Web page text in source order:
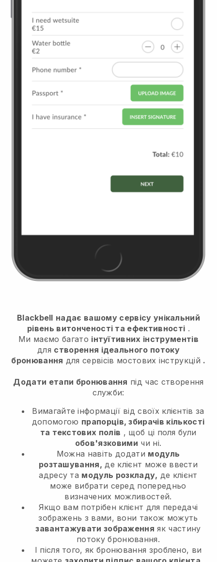
Blackbell надає вашому сервісу унікальний
рівень витонченості та ефективності .
Ми маємо багато інтуїтивних інструментів
для створення ідеального потоку
бронювання для сервісів мостових інструкцій .
Додати етапи бронювання під час створення
служби:
Вимагайте інформації від своїх клієнтів за
допомогою прапорців, збирачів кількості
та текстових полів , щоб ці поля були
обов'язковими чи ні.
Можна навіть додати модуль
розташування, де клієнт може ввести
адресу та модуль розкладу, де клієнт
може вибрати серед попередньо
визначених можливостей.
Якщо вам потрібен клієнт для передачі
зображень з вами, вони також можуть
завантажувати зображення як частину
потоку бронювання.
І після того, як бронювання зроблено, ви